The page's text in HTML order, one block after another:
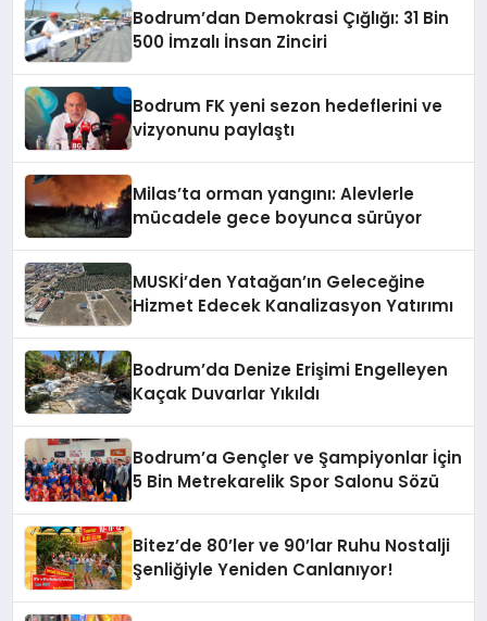
Bodrum’dan Demokrasi Çığlığı: 31 Bin
500 İmzalı İnsan Zinciri
Bodrum FK yeni sezon hedeflerini ve
vizyonunu paylaştı
Milas’ta orman yangını: Alevlerle
mücadele gece boyunca sürüyor
MUSKİ’den Yatağan’ın Geleceğine
Hizmet Edecek Kanalizasyon Yatırımı
Bodrum’da Denize Erişimi Engelleyen
Kaçak Duvarlar Yıkıldı
Bodrum’a Gençler ve Şampiyonlar İçin
5 Bin Metrekarelik Spor Salonu Sözü
Bitez’de 80’ler ve 90’lar Ruhu Nostalji
Şenliğiyle Yeniden Canlanıyor!